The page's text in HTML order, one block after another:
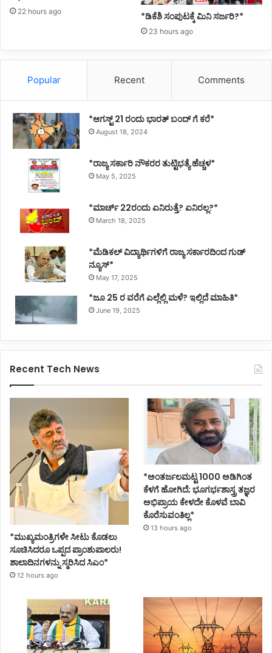
ನ್ 22 hours ago *ಡಿಕೆಶಿ ಸಂಪುಟಕ್ಕೆ ಮಿನಿ ಸರ್ಜರಿ?*
23 hours ago
Popular Recent Comments
*ಆಗಸ್ಟ್ 21 ರಂದು ಭಾರತ್‌ ಬಂದ್‌ ಗೆ ಕರೆ*
August 18, 2024
*ರಾಜ್ಯ ಸರ್ಕಾರಿ ನೌಕರರ ತುಟ್ಟಿಭತ್ಯೆ ಹೆಚ್ಚಳ*
May 5, 2025
*ಮಾರ್ಚ್ 22ರಂದು ಏನಿರುತ್ತೆ? ಏನಿರಲ್ಲ?*
March 18, 2025
*ಮೆಡಿಕಲ್ ವಿದ್ಯಾರ್ಥಿಗಳಿಗೆ ರಾಜ್ಯ ಸರ್ಕಾರದಿಂದ ಗುಡ್
ನ್ಯೂಸ್*
May 17, 2025
*ಜೂ 25 ರ ವರೆಗೆ ಎಲ್ಲೆಲ್ಲಿ ಮಳೆ? ಇಲ್ಲಿದೆ ಮಾಹಿತಿ*
June 19, 2025
Recent Tech News
*ಮುಖ್ಯಮಂತ್ರಿಗಳೇ ಸೀಟು ಕೊಡಲು
ಸೂಚಿಸಿದರೂ ಒಪ್ಪದ ಪ್ರಾಂಶುಪಾಲರು!
ಶಾಲಾದಿನಗಳನ್ನು ಸ್ಮರಿಸಿದ ಸಿಎಂ*
12 hours ago
*ಅಂತರ್ಜಲಮಟ್ಟ 1000 ಅಡಿಗಿಂತ
ಕೆಳಗೆ ಹೋಗಿದೆ; ಭೂಗರ್ಭಶಾಸ್ತ್ರ ತಜ್ಞರ
ಅಭಿಪ್ರಾಯ ಕೇಳದೇ ಕೊಳವೆ ಬಾವಿ
ಕೊರೆಸುವಂತಿಲ್ಲ*
13 hours ago